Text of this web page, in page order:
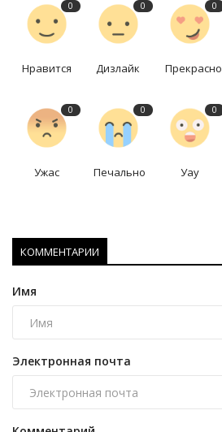
0
Нравится
0
Дизлайк
0
Прекрасно
0
Ужас
0
Печально
0
Уау
КОММЕНТАРИИ
Имя
Электронная почта